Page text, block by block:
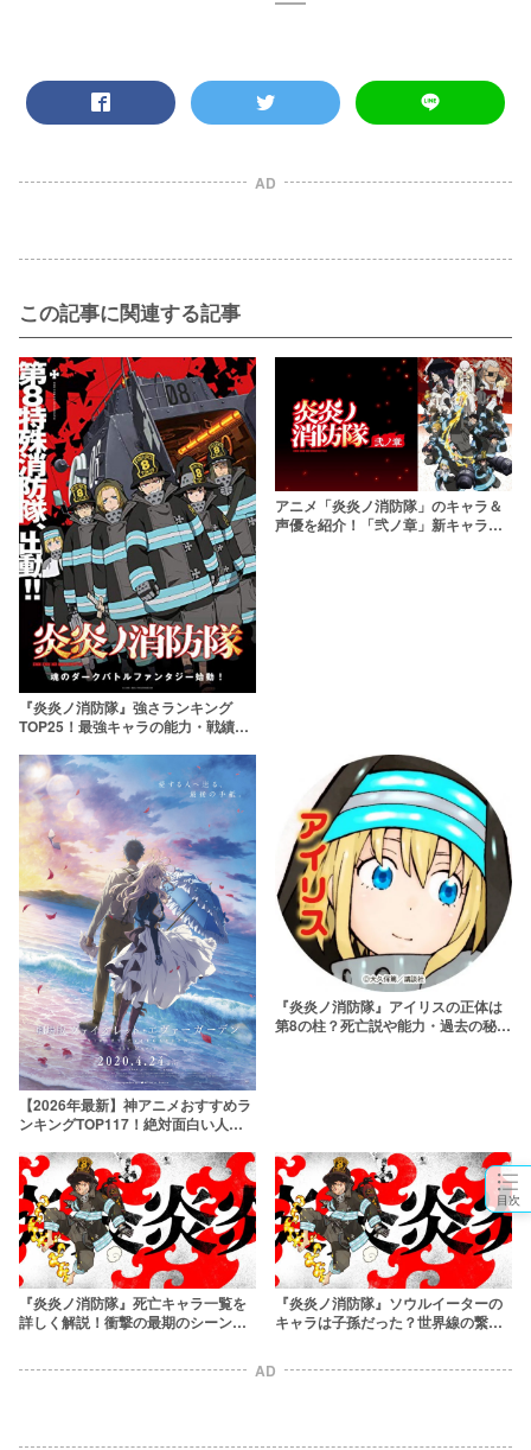
目次
AD
この記事に関連する記事
『炎炎ノ消防隊』強さランキング
TOP25！最強キャラの能力・戦績
アニメ「炎炎ノ消防隊」のキャラ＆
声優を紹介！「弐ノ章」新キャラ因
【2026年最新】神アニメおすすめラ
ンキングTOP117！絶対面白い人気
『炎炎ノ消防隊』アイリスの正体は
第8の柱？死亡説や能力・過去の秘密
『炎炎ノ消防隊』死亡キャラ一覧を
詳しく解説！衝撃の最期のシーンか
『炎炎ノ消防隊』ソウルイーターの
キャラは子孫だった？世界線の繋が
AD